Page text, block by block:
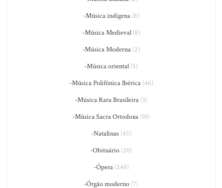
-Música indígena(8)
-Música Medieval(8)
-Música Moderna (2)
-Música oriental (5)
-Música Polifônica Ibérica(46)
-Música Rara Brasileira (3)
-Música Sacra Ortodoxa (10)
-Natalinas(45)
-Obituário (20)
-Ópera(248)
-Órgão moderno (7)